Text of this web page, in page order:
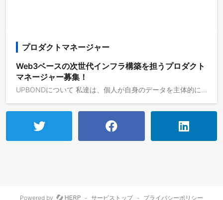
プロダクトマネージャー
Web3ベースの次世代インフラ構築を担うプロダクト
マネージャー募集！
UPBONDについて 私達は、個人が自身のデータを主体的に管理・活用できる仕組みを軸に、AIエージェントとウォレットを活用した次世代の顧客体験を提供するテクノロジーカンパニーです。主なサービスとして、企業のIDに関連する課題を解決する個人主権型のログイン基盤「Login3.0」、個人のライフログを活用したAIエージェントサービス「Login3.0 with AI Agent」を提供しています。導入実績20社以上の導入実績60万人以上のウォレットユーザーアパホテルにて訪日外国人向け「事前チェックイン×AIエージェント」サービスを提供開始主な業務内容 プロダクトマネージャーとして、「Login3.0」および「Login3.0 with AI Agent」のプロダクト戦略の立案から開発リード、改善までを一貫して推進していただきます。プロダクト戦略：プロダクト戦略に基づいたプロダクトイニシアチブの立案・実現価値探索：定性・定量調査をもとにしたオポチュニティの発見、価値探索と優先順位の検討開発リード：エンジニア・デザイナー・カスタマーサポート等と協力したプロダクト開発のリード効果検証：リリース内容の効果検証と改善の実施
Powered by - サービストップ - プライバシーポリシー